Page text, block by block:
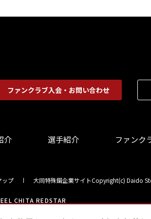
ファンクラブ入会・お問い合わせ
介 選手紹介 ファンク
ップ 大同特殊鋼企業サイトCopyright(c) Daido
CHITA REDSTAR